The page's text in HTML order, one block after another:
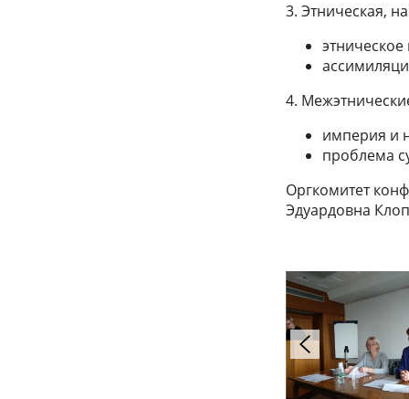
3. Этническая,
4.
империя и
проблема
Оргкомитет
Эдуардовна